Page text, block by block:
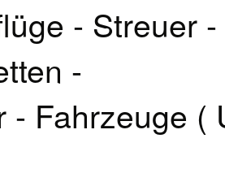
- Streuer
-
- Fahrzeuge (